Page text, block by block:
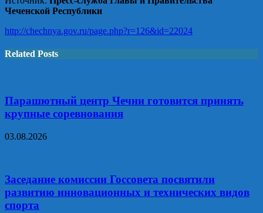
Чеченской Республики
http://chechnya.gov.ru/page.php?r=126&id=22024
Related Posts
Парашютный центр Чечни готовится принять
крупные соревнования
03.08.2026
Заседание комиссии Госсовета посвятили
развитию инновационных и технических видов
спорта